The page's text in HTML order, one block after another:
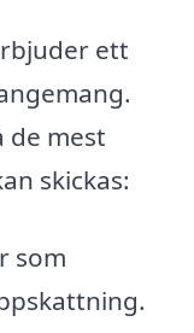
ett
de mest
skickas:
som